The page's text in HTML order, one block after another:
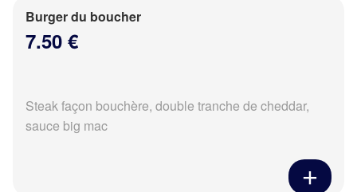
Burger du boucher
7.50 €
Steak façon bouchère, double tranche de cheddar,
sauce big mac